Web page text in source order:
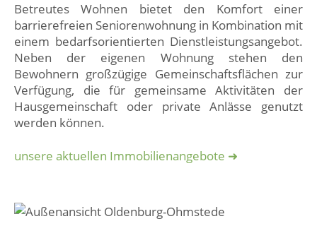
Betreutes Wohnen bietet den Komfort einer
barrierefreien Seniorenwohnung in Kombination mit
einem bedarfsorientierten Dienstleistungsangebot.
Neben der eigenen Wohnung stehen den
Bewohnern großzügige Gemeinschaftsflächen zur
Verfügung, die für gemeinsame Aktivitäten der
Hausgemeinschaft oder private Anlässe genutzt
werden können.
unsere aktuellen Immobilienangebote ➜